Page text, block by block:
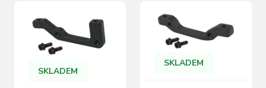
pro montáž hmotnost:
40 g, materiál: Al
hliník baleno v sáčku
hmotnost: 15 g,
materiál: Al hliník
baleno v sáčku
SKLADEM
SKLADEM